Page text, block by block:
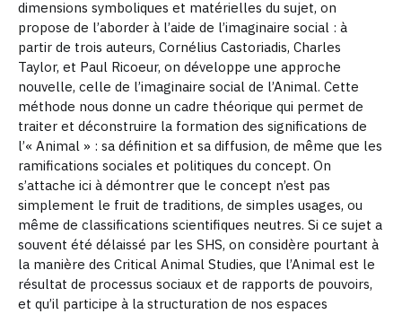
dimensions symboliques et matérielles du sujet, on
propose de l’aborder à l’aide de l’imaginaire social : à
partir de trois auteurs, Cornélius Castoriadis, Charles
Taylor, et Paul Ricoeur, on développe une approche
nouvelle, celle de l’imaginaire social de l’Animal. Cette
méthode nous donne un cadre théorique qui permet de
traiter et déconstruire la formation des significations de
l’« Animal » : sa définition et sa diffusion, de même que les
ramifications sociales et politiques du concept. On
s’attache ici à démontrer que le concept n’est pas
simplement le fruit de traditions, de simples usages, ou
même de classifications scientifiques neutres. Si ce sujet a
souvent été délaissé par les SHS, on considère pourtant à
la manière des Critical Animal Studies, que l’Animal est le
résultat de processus sociaux et de rapports de pouvoirs,
et qu’il participe à la structuration de nos espaces